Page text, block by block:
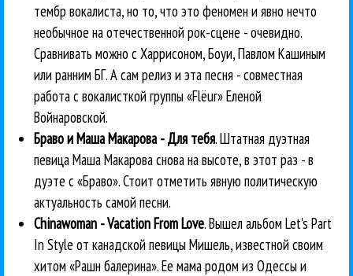
тембр вокалиста, но то, что это феномен и явно нечто
необычное на отечественной рок-сцене - очевидно.
Сравнивать можно с Харрисоном, Боуи, Павлом Кашиным
или ранним БГ. А сам релиз и эта песня - совместная
работа с вокалисткой группы «Flёur» Еленой
Войнаровской.
Браво и Маша Макарова - Для тебя. Штатная дуэтная
певица Маша Макарова снова на высоте, в этот раз - в
дуэте с «Браво». Стоит отметить явную политическую
актуальность самой песни.
Chinawoman - Vacation From Love. Вышел альбом Let's Part
In Style от канадской певицы Мишель, известной своим
хитом «Рашн балерина». Ее мама родом из Одессы и